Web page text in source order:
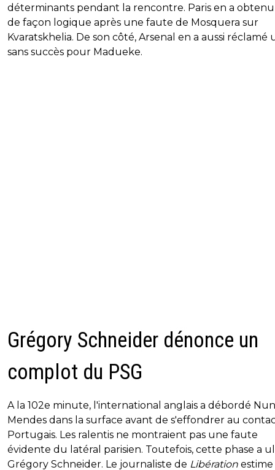
déterminants pendant la rencontre. Paris en a
de façon logique après une faute de Mosquera sur
Kvaratskhelia. De son côté, Arsenal en a aussi réclamé
sans succès pour Madueke.
Grégory Schneider dénonce un
complot du PSG
A la 102e minute, l'international anglais a débordé
Mendes dans la surface avant de s'effondrer au
Portugais. Les ralentis ne montraient pas une faute
évidente du latéral parisien. Toutefois, cette phase a
Grégory Schneider. Le journaliste de Libération